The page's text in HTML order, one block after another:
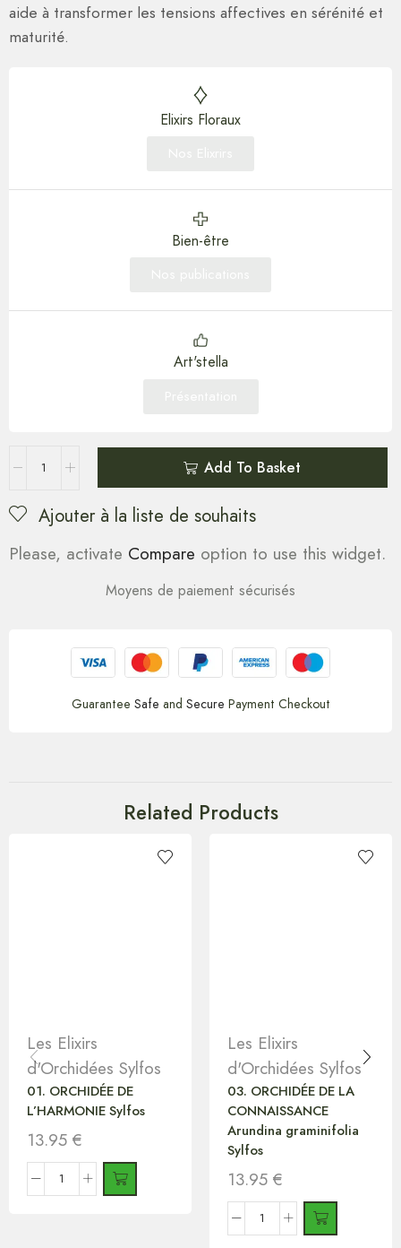
aide à transformer les tensions affectives en sérénité et
maturité.
Elixirs Floraux
Bien-être
Art'stella
Add To Basket
Ajouter à la liste de souhaits
Please, activate Compare option to use this widget.
Moyens de paiement sécurisés
Guarantee Safe and Secure Payment Checkout
Related Products
Les Elixirs
d'Orchidées Sylfos
01. ORCHIDÉE DE
L’HARMONIE Sylfos
13.95 €
Les Elixirs
d'Orchidées Sylfos
03. ORCHIDÉE DE LA
CONNAISSANCE
Arundina graminifolia
Sylfos
13.95 €